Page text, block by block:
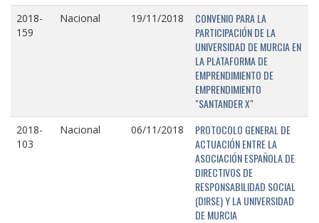
2018-
159
Nacional 19/11/2018
CONVENIO PARA LA
PARTICIPACIÓN DE LA
UNIVERSIDAD DE MURCIA EN
LA PLATAFORMA DE
EMPRENDIMIENTO DE
EMPRENDIMIENTO
"SANTANDER X"
2018-
103
Nacional 06/11/2018
PROTOCOLO GENERAL DE
ACTUACIÓN ENTRE LA
ASOCIACIÓN ESPAÑOLA DE
DIRECTIVOS DE
RESPONSABILIDAD SOCIAL
(DIRSE) Y LA UNIVERSIDAD
DE MURCIA